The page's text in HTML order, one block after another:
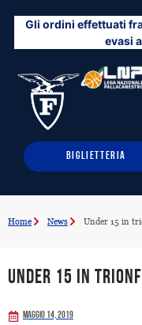
contenuto
Gli ordini effettuati
evasi
BIGLIETTERIA
Home News Under 15 in
Under 15 in trionfo:
Maggio 14, 2019